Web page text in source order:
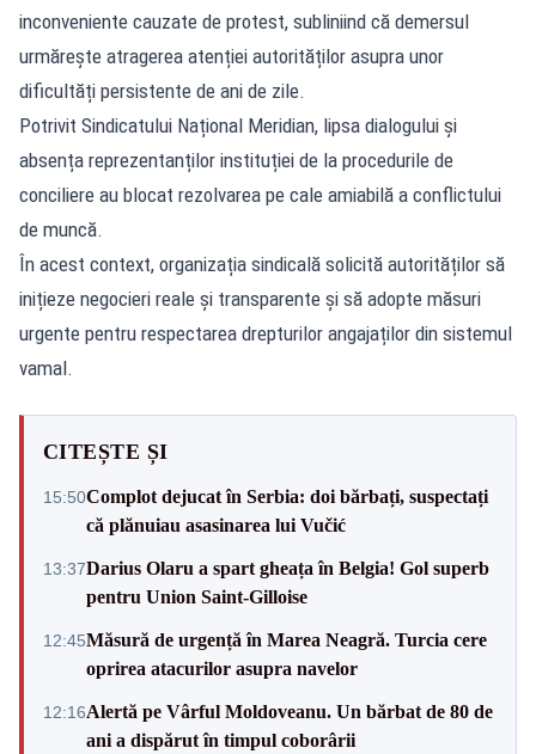
inconveniente cauzate de protest, subliniind că demersul
urmărește atragerea atenției autorităților asupra unor
dificultăți persistente de ani de zile.
Potrivit Sindicatului Național Meridian, lipsa dialogului și
absența reprezentanților instituției de la procedurile de
conciliere au blocat rezolvarea pe cale amiabilă a conflictului
de muncă.
În acest context, organizația sindicală solicită autorităților să
inițieze negocieri reale și transparente și să adopte măsuri
urgente pentru respectarea drepturilor angajaților din sistemul
vamal.
CITEȘTE ȘI
15:50Complot dejucat în Serbia: doi bărbați, suspectați
că plănuiau asasinarea lui Vučić
13:37Darius Olaru a spart gheața în Belgia! Gol superb
pentru Union Saint-Gilloise
12:45Măsură de urgență în Marea Neagră. Turcia cere
oprirea atacurilor asupra navelor
12:16Alertă pe Vârful Moldoveanu. Un bărbat de 80 de
ani a dispărut în timpul coborârii